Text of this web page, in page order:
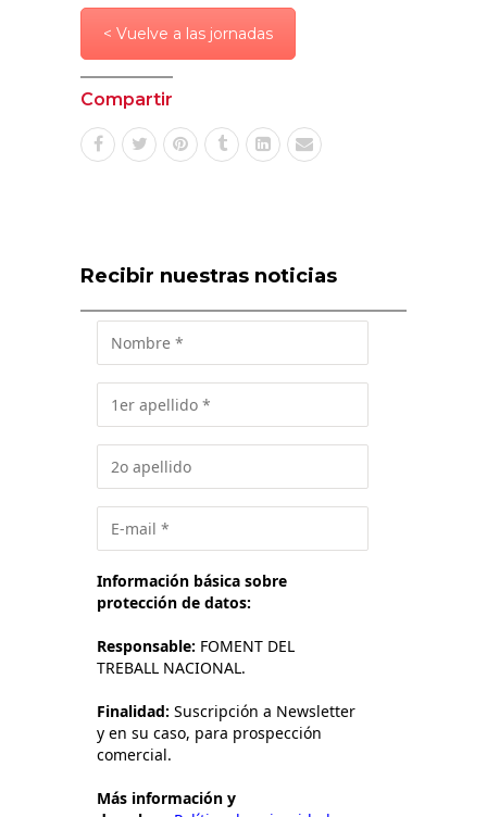
< Vuelve a las jornadas
Compartir
Recibir nuestras noticias
Información básica sobre
protección de datos:
Responsable: FOMENT DEL
TREBALL NACIONAL.
Finalidad: Suscripción a Newsletter
y en su caso, para prospección
comercial.
Más información y